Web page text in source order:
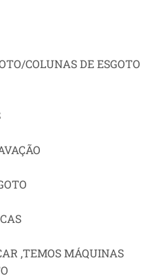
COLUNAS DE ESGOTO
,TEMOS MÁQUINAS